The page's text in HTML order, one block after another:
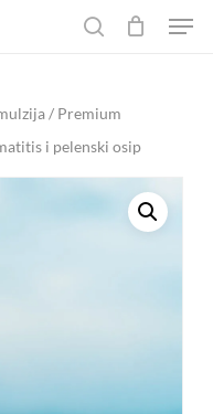
/ Premium
i pelenski osip